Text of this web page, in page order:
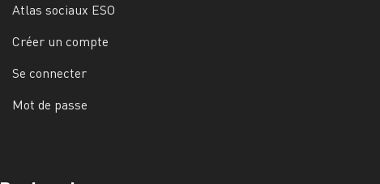
Atlas sociaux ESO
Créer un compte
Se connecter
Mot de passe